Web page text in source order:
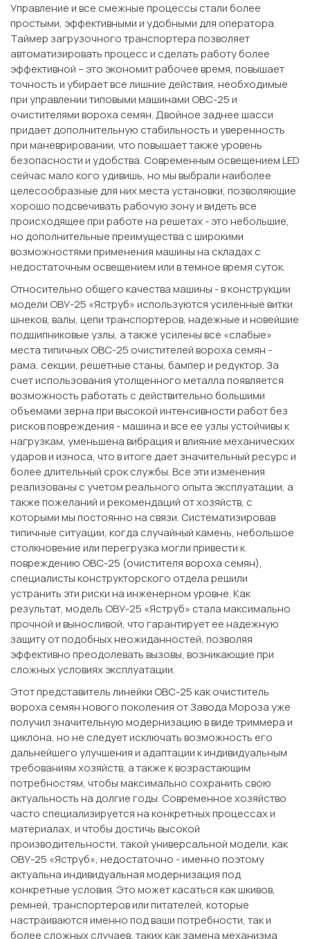
Управление и все смежные процессы стали более
простыми, эффективными и удобными для оператора.
Таймер загрузочного транспортера позволяет
автоматизировать процесс и сделать работу более
эффективной – это экономит рабочее время, повышает
точность и убирает все лишние действия, необходимые
при управлении типовыми машинами ОВС-25 и
очистителями вороха семян. Двойное заднее шасси
придает дополнительную стабильность и уверенность
при маневрировании, что повышает также уровень
безопасности и удобства. Современным освещением LED
сейчас мало кого удивишь, но мы выбрали наиболее
целесообразные для них места установки, позволяющие
хорошо подсвечивать рабочую зону и видеть все
происходящее при работе на решетах - это небольшие,
но дополнительные преимущества с широкими
возможностями применения машины на складах с
недостаточным освещением или в темное время суток.
Относительно общего качества машины - в конструкции
модели ОВУ-25 «Яструб» используются усиленные витки
шнеков, валы, цепи транспортеров, надежные и новейшие
подшипниковые узлы, а также усилены все «слабые»
места типичных ОВС-25 очистителей вороха семян -
рама, секции, решетные станы, бампер и редуктор. За
счет использования утолщенного металла появляется
возможность работать с действительно большими
объемами зерна при высокой интенсивности работ без
рисков повреждения - машина и все ее узлы устойчивы к
нагрузкам, уменьшена вибрация и влияние механических
ударов и износа, что в итоге дает значительный ресурс и
более длительный срок службы. Все эти изменения
реализованы с учетом реального опыта эксплуатации, а
также пожеланий и рекомендаций от хозяйств, с
которыми мы постоянно на связи. Систематизировав
типичные ситуации, когда случайный камень, небольшое
столкновение или перегрузка могли привести к
повреждению ОВС-25 (очистителя вороха семян),
специалисты конструкторского отдела решили
устранить эти риски на инженерном уровне. Как
результат, модель ОВУ-25 «Яструб» стала максимально
прочной и выносливой, что гарантирует ее надежную
защиту от подобных неожиданностей, позволяя
эффективно преодолевать вызовы, возникающие при
сложных условиях эксплуатации.
Этот представитель линейки ОВС-25 как очиститель
вороха семян нового поколения от Завода Мороза уже
получил значительную модернизацию в виде триммера и
циклона, но не следует исключать возможность его
дальнейшего улучшения и адаптации к индивидуальным
требованиям хозяйств, а также к возрастающим
потребностям, чтобы максимально сохранить свою
актуальность на долгие годы. Современное хозяйство
часто специализируется на конкретных процессах и
материалах, и чтобы достичь высокой
производительности, такой универсальной модели, как
ОВУ-25 «Яструб», недостаточно - именно поэтому
актуальна индивидуальная модернизация под
конкретные условия. Это может касаться как шкивов,
ремней, транспортеров или питателей, которые
настраиваются именно под ваши потребности, так и
более сложных случаев, таких как замена механизма